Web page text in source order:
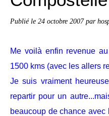
Publié le 24 octobre 2007par
Me voilà enfin revenue
1500 kms (avec les allers
Je suis vraiment
repartir pour un
beaucoup de chance